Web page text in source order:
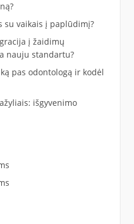
su vaikais į paplūdimį?
į žaidimų
nauju standartu?
pas odontologą ir kodėl
išgyvenimo